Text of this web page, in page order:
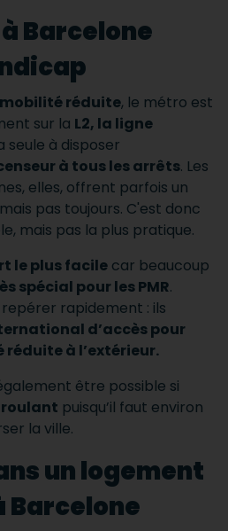
Barcelone
réduite, le métro est
sur la L2, la ligne
seule à disposer
à tous les arrêts. Les
elles, offrent parfois un
pas toujours. C'est donc
mais pas la plus pratique.
le plus facile car beaucoup
spécial pour les PMR.
rapidement : ils
d’accès pour
à l’extérieur.
être possible si
puisqu’il faut environ
la ville.
un logement
Barcelone